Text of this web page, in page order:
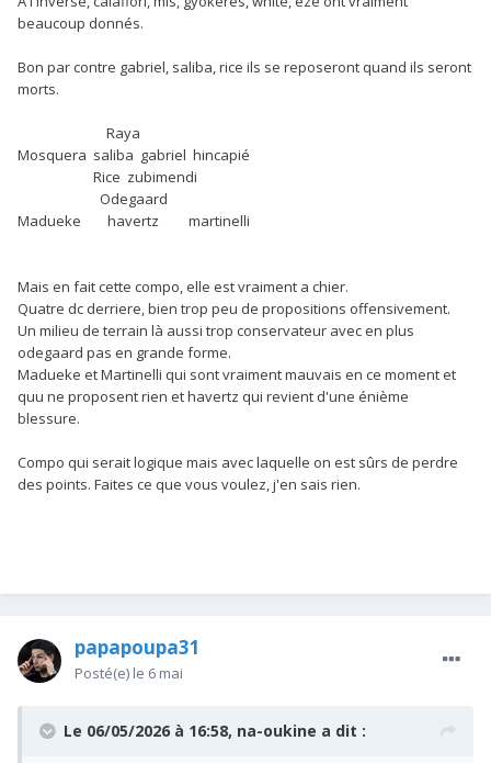
beaucoup donnés.
Bon par contre gabriel, saliba, rice ils se reposeront quand ils seront
morts.
Raya
Mosquera saliba gabriel hincapié
Rice zubimendi
Odegaard
Madueke havertz martinelli
Mais en fait cette compo, elle est vraiment a chier.
Quatre dc derriere, bien trop peu de propositions offensivement.
Un milieu de terrain là aussi trop conservateur avec en plus
odegaard pas en grande forme.
Madueke et Martinelli qui sont vraiment mauvais en ce moment et
quu ne proposent rien et havertz qui revient d'une énième
blessure.
Compo qui serait logique mais avec laquelle on est sûrs de perdre
des points. Faites ce que vous voulez, j'en sais rien.
papapoupa31
Posté(e) le 6 mai
Le 06/05/2026 à 16:58, na-oukine a dit :